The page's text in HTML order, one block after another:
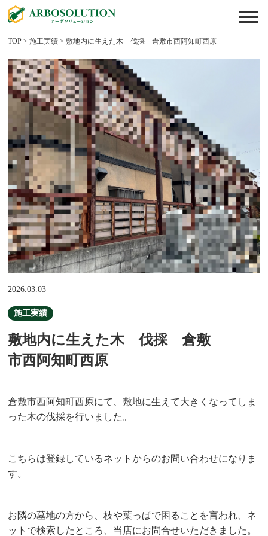
TOP >施工実績 >敷地内に生えた木 伐採 倉敷市西阿知町西原
2026.03.03
施工実績
敷地内に生えた木 伐採 倉敷
市西阿知町西原
倉敷市西阿知町西原にて、敷地に生えて大きくなってしま
った木の伐採を行いました。
こちらは登録しているネットからのお問い合わせになりま
す。
お隣の墓地の方から、枝や葉っぱで困ることを言われ、ネ
ットで検索したところ、当店にお問合せいただきました。